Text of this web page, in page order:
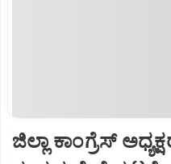
ಜಿಲ್ಲಾ ಕಾಂಗ್ರೆಸ್